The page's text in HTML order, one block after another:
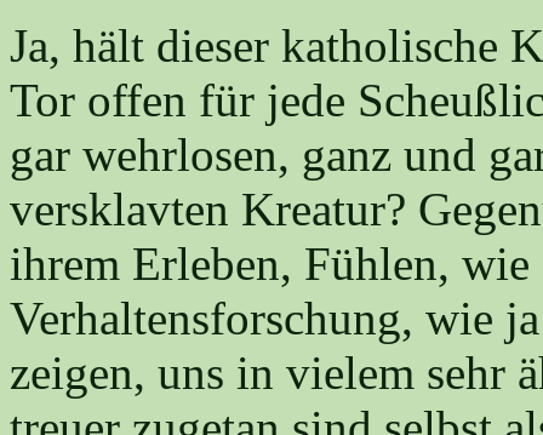
Ja, hält dieser katholische
Tor offen für jede
gar wehrlosen, ganz und
versklavten Kreatur?
ihrem Erleben, Fühlen,
Verhaltensforschung, wie
zeigen, uns in vielem sehr